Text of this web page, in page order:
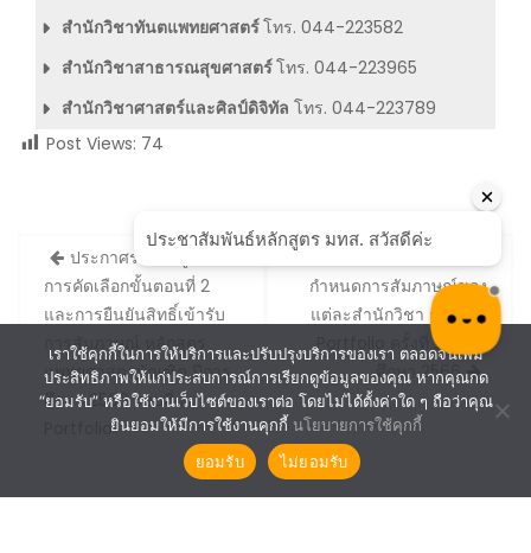
สำนักวิชาทันตแพทยศาสตร์โทร. 044-223582
สำนักวิชาสาธารณสุขศาสตร์โทร. 044-223965
สำนักวิชาศาสตร์และศิลป์ดิจิทัล โทร. 044-223789
Post Views: 74
Post
navigation
ประกาศรายชื่อผู้ผ่าน
การคัดเลือกขั้นตอนที่ 2
และการยืนยันสิทธิ์เข้ารับ
การสัมภาษณ์ หลักสูตร
แพทยศาสตรบัณฑิต ปีการ
ศึกษา 2566 รอบที่ 1 :
Portfolio
กำหนดการสัมภาษณ์ของ
แต่ละสำนักวิชา รอบที่ 1 :
Portfolio ครั้งที่ 2 ปีการ
ศึกษา 2566
เราใช้คุกกี้ในการให้บริการและปรับปรุงบริการของเรา ตลอดจนเพิ่ม
ประสิทธิภาพให้แก่ประสบการณ์การเรียกดูข้อมูลของคุณ หากคุณกด
“ยอมรับ” หรือใช้งานเว็บไซต์ของเราต่อ โดยไม่ได้ตั้งค่าใด ๆ ถือว่าคุณ
ยินยอมให้มีการใช้งานคุกกี้ นโยบายการใช้คุกกี้
ยอมรับ
ไม่ยอมรับ